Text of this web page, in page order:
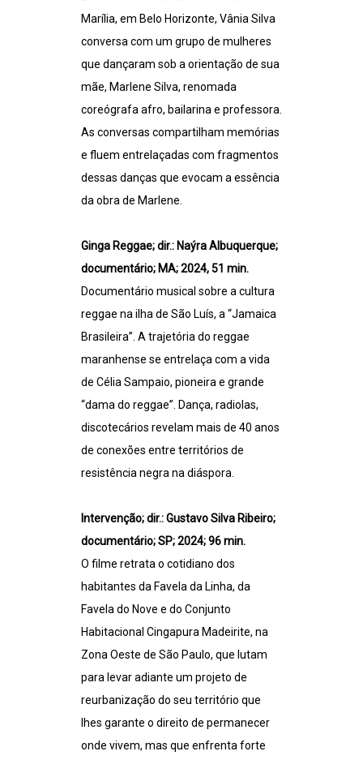
Marília, em Belo Horizonte, Vânia Silva
conversa com um grupo de mulheres
que dançaram sob a orientação de sua
mãe, Marlene Silva, renomada
coreógrafa afro, bailarina e professora.
As conversas compartilham memórias
e fluem entrelaçadas com fragmentos
dessas danças que evocam a essência
da obra de Marlene.
Ginga Reggae; dir.: Naýra Albuquerque;
documentário; MA; 2024, 51 min.
Documentário musical sobre a cultura
reggae na ilha de São Luís, a “Jamaica
Brasileira”. A trajetória do reggae
maranhense se entrelaça com a vida
de Célia Sampaio, pioneira e grande
“dama do reggae”. Dança, radiolas,
discotecários revelam mais de 40 anos
de conexões entre territórios de
resistência negra na diáspora.
Intervenção; dir.: Gustavo Silva Ribeiro;
documentário; SP; 2024; 96 min.
O filme retrata o cotidiano dos
habitantes da Favela da Linha, da
Favela do Nove e do Conjunto
Habitacional Cingapura Madeirite, na
Zona Oeste de São Paulo, que lutam
para levar adiante um projeto de
reurbanização do seu território que
lhes garante o direito de permanecer
onde vivem, mas que enfrenta forte